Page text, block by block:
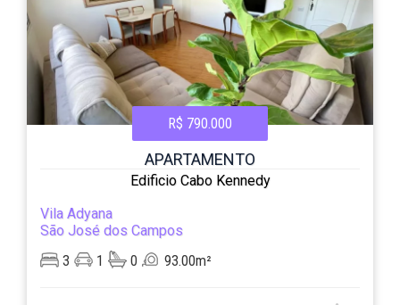
R$ 790.000
APARTAMENTO
Edificio Cabo Kennedy
Vila Adyana
São José dos Campos
3
1 0 93.00m²